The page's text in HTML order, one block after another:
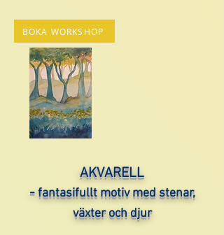
BOKA WORKSHOP
AKVARELL
-fantasifullt motiv med stenar,
växter och djur